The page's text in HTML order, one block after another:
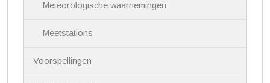
Meteorologische waarnemingen
Meetstations
Voorspellingen